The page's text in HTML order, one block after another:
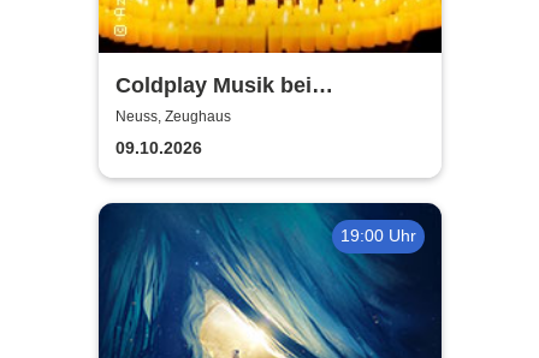
Coldplay Musik bei
Kerzenschein
Neuss, Zeughaus
09.10.2026
19:00 Uhr